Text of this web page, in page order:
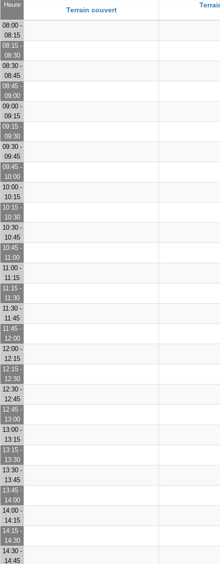
Heure
Terrain couvert
08:00 -
08:15
08:15 -
08:30
08:30 -
08:45
08:45 -
09:00
09:00 -
09:15
09:15 -
09:30
09:30 -
09:45
09:45 -
10:00
10:00 -
10:15
10:15 -
10:30
10:30 -
10:45
10:45 -
11:00
11:00 -
11:15
11:15 -
11:30
11:30 -
11:45
11:45 -
12:00
12:00 -
12:15
12:15 -
12:30
12:30 -
12:45
12:45 -
13:00
13:00 -
13:15
13:15 -
13:30
13:30 -
13:45
13:45 -
14:00
14:00 -
14:15
14:15 -
14:30
14:30 -
14:45